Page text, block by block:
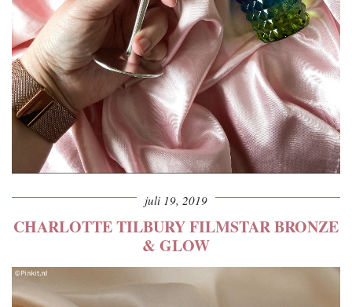
juli 19, 2019
CHARLOTTE TILBURY FILMSTAR BRONZE
& GLOW